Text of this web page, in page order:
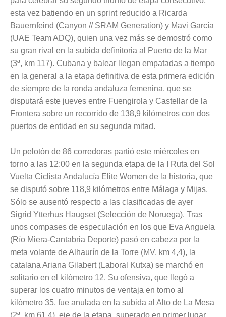
esta vez batiendo en un sprint reducido a Ricarda
Bauernfeind (Canyon // SRAM Generation) y Mavi García
(UAE Team ADQ), quien una vez más se demostró como
su gran rival en la subida definitoria al Puerto de la Mar
(3ª, km 117). Cubana y balear llegan empatadas a tiempo
en la general a la etapa definitiva de esta primera edición
de siempre de la ronda andaluza femenina, que se
disputará este jueves entre Fuengirola y Castellar de la
Frontera sobre un recorrido de 138,9 kilómetros con dos
puertos de entidad en su segunda mitad.
Un pelotón de 86 corredoras partió este miércoles en
torno a las 12:00 en la segunda etapa de la I Ruta del Sol
Vuelta Ciclista Andalucía Elite Women de la historia, que
se disputó sobre 118,9 kilómetros entre Málaga y Mijas.
Sólo se ausentó respecto a las clasificadas de ayer
Sigrid Ytterhus Haugset (Selección de Noruega). Tras
unos compases de especulación en los que Eva Anguela
(Río Miera-Cantabria Deporte) pasó en cabeza por la
meta volante de Alhaurín de la Torre (MV, km 4,4), la
catalana Ariana Gilabert (Laboral Kutxa) se marchó en
solitario en el kilómetro 12. Su ofensiva, que llegó a
superar los cuatro minutos de ventaja en torno al
kilómetro 35, fue anulada en la subida al Alto de La Mesa
(2ª, km 61,4), eje de la etapa, superado en primer lugar